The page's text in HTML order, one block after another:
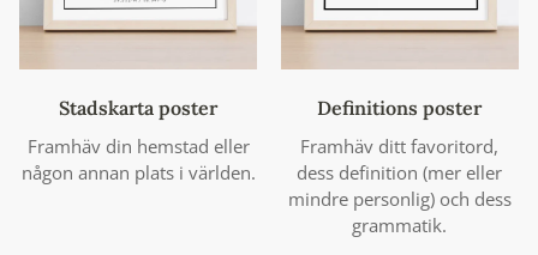
Stadskarta poster
Framhäv din hemstad eller
någon annan plats i världen.
Definitions poster
Framhäv ditt favoritord,
dess definition (mer eller
mindre personlig) och dess
grammatik.